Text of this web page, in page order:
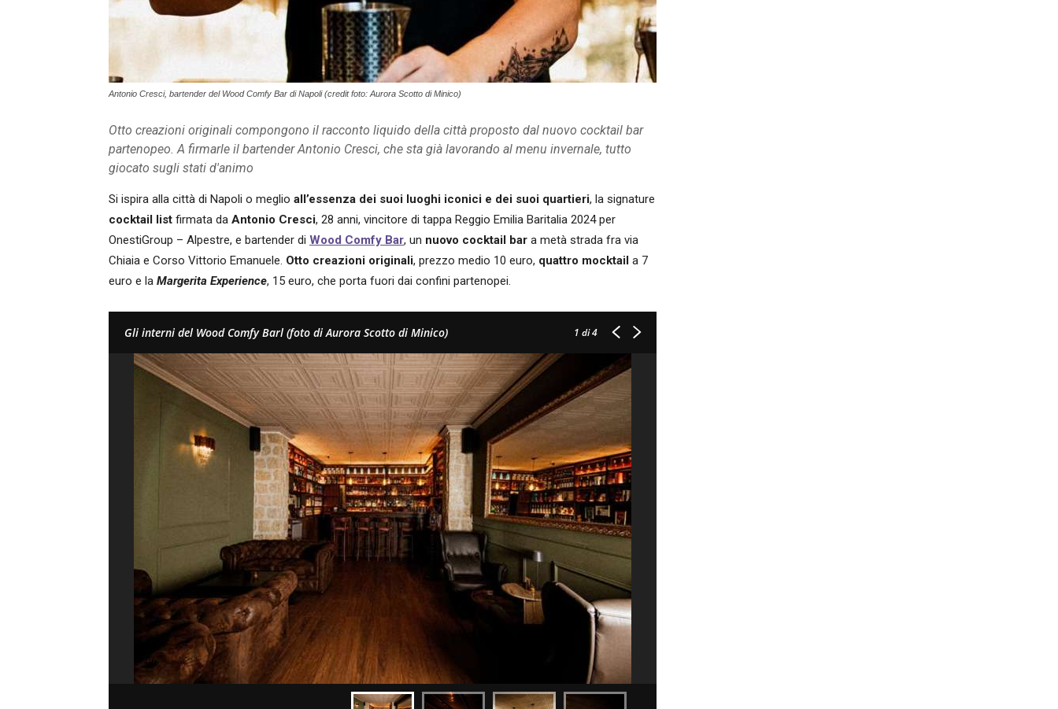
Antonio Cresci, bartender del Wood Comfy Bar di Napoli (credit foto: Aurora Scotto di Minico)
Otto creazioni originali compongono il racconto liquido della città proposto dal nuovo cocktail bar
partenopeo. A firmarle il bartender Antonio Cresci, che sta già lavorando al menu invernale, tutto
giocato sugli stati d'animo
Si ispira alla città di Napoli o meglio all’essenza dei suoi luoghi iconici e dei suoi quartieri, la signature
cocktail list firmata da Antonio Cresci, 28 anni, vincitore di tappa Reggio Emilia Baritalia 2024 per
OnestiGroup – Alpestre, e bartender di Wood Comfy Bar, un nuovo cocktail bar a metà strada fra via
Chiaia e Corso Vittorio Emanuele. Otto creazioni originali, prezzo medio 10 euro, quattro mocktail a 7
euro e la Margerita Experience, 15 euro, che porta fuori dai confini partenopei.
Gli interni del Wood Comfy Barl (foto di Aurora Scotto di Minico) 1 di 4